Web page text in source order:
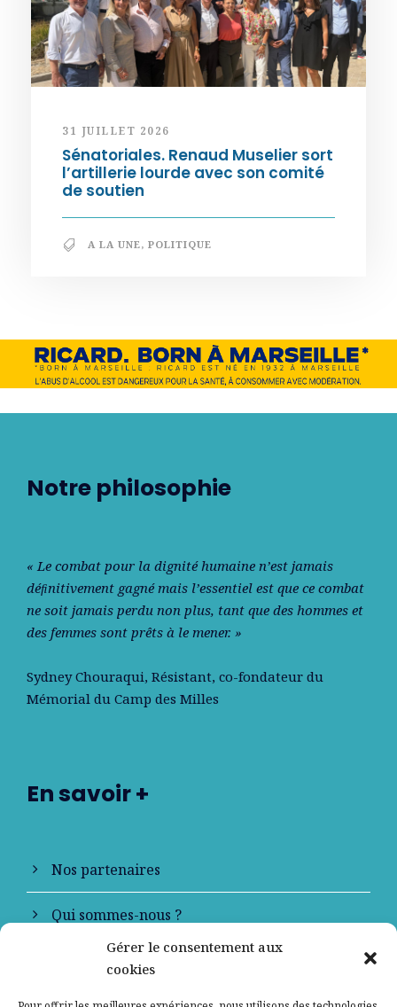
Gérer le consentement aux
cookies
31 JUILLET 2026
Sénatoriales. Renaud Muselier sort
l’artillerie lourde avec son comité
de soutien
A LA UNE, POLITIQUE
Notre philosophie
« Le combat pour la dignité humaine n’est jamais
déﬁnitivement gagné mais l’essentiel est que ce combat
ne soit jamais perdu non plus, tant que des hommes et
des femmes sont prêts à le mener. »
Sydney Chouraqui, Résistant, co-fondateur du
Mémorial du Camp des Milles
En savoir +
Nos partenaires
Qui sommes-nous ?
Contactez-nous